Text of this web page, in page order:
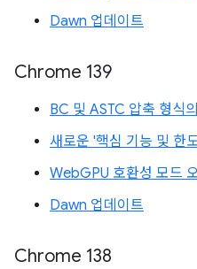
Dawn 업데이트
Chrome 139
BC 및 ASTC 압축 형식
새로운 '핵심 기능 및 한
WebGPU 호환성 모드
Dawn 업데이트
Chrome 138